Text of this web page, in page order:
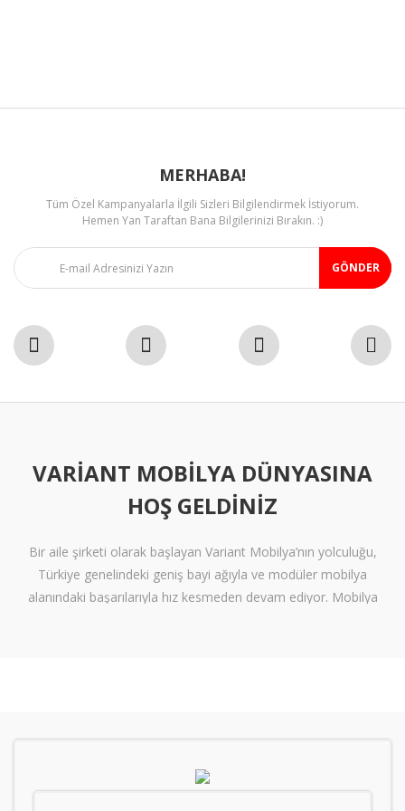
Gönder
MERHABA!
Tüm Özel Kampanyalarla İlgili Sizleri Bilgilendirmek İstiyorum.
Hemen Yan Taraftan Bana Bilgilerinizi Bırakın. :)
GÖNDER
VARIANT MOBILYA DÜNYASINA
HOŞ GELDINIZ
Bir aile şirketi olarak başlayan Variant Mobilya’nın yolculuğu,
Türkiye genelindeki geniş bayi ağıyla ve modüler mobilya
alanındaki başarılarıyla hız kesmeden devam ediyor. Mobilya
tepelere çıkarıyoruz. Kanserojen içermeyen materyallerle üretilen